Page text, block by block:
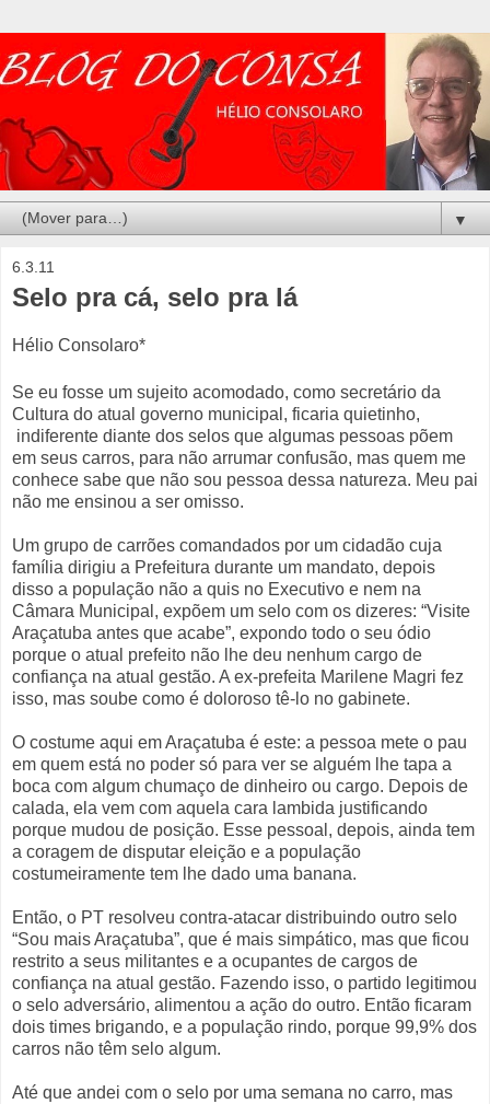
▼
6.3.11
Selo pra cá, selo pra lá
Hélio Consolaro*
Se eu fosse um sujeito acomodado, como secretário da
Cultura do atual governo municipal, ficaria quietinho,
indiferente diante dos selos que algumas pessoas põem
em seus carros, para não arrumar confusão, mas quem me
conhece sabe que não sou pessoa dessa natureza. Meu pai
não me ensinou a ser omisso.
Um grupo de carrões comandados por um cidadão cuja
família dirigiu a Prefeitura durante um mandato, depois
disso a população não a quis no Executivo e nem na
Câmara Municipal, expõem um selo com os dizeres: “Visite
Araçatuba antes que acabe”, expondo todo o seu ódio
porque o atual prefeito não lhe deu nenhum cargo de
confiança na atual gestão. A ex-prefeita Marilene Magri fez
isso, mas soube como é doloroso tê-lo no gabinete.
O costume aqui em Araçatuba é este: a pessoa mete o pau
em quem está no poder só para ver se alguém lhe tapa a
boca com algum chumaço de dinheiro ou cargo. Depois de
calada, ela vem com aquela cara lambida justificando
porque mudou de posição. Esse pessoal, depois, ainda tem
a coragem de disputar eleição e a população
costumeiramente tem lhe dado uma banana.
Então, o PT resolveu contra-atacar distribuindo outro selo
“Sou mais Araçatuba”, que é mais simpático, mas que ficou
restrito a seus militantes e a ocupantes de cargos de
confiança na atual gestão. Fazendo isso, o partido legitimou
o selo adversário, alimentou a ação do outro. Então ficaram
dois times brigando, e a população rindo, porque 99,9% dos
carros não têm selo algum.
Até que andei com o selo por uma semana no carro, mas